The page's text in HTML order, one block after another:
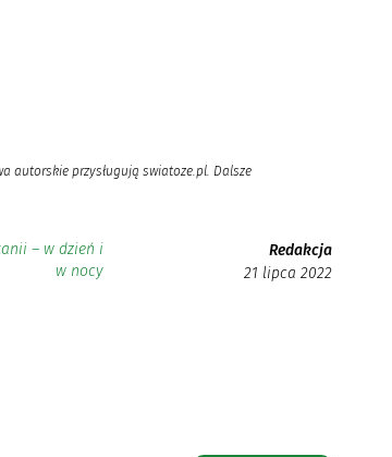
autorskie przysługują swiatoze.pl. Dalsze
– w dzień i
w nocy
Redakcja
21 lipca 2022